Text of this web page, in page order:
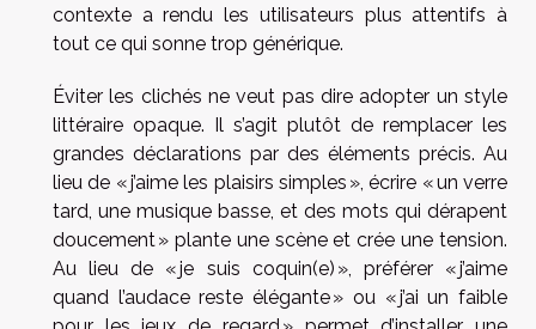
contexte a rendu les utilisateurs plus attentifs à
tout ce qui sonne trop générique.
Éviter les clichés ne veut pas dire adopter un style
littéraire opaque. Il s’agit plutôt de remplacer les
grandes déclarations par des éléments précis. Au
lieu de « j’aime les plaisirs simples », écrire « un verre
tard, une musique basse, et des mots qui dérapent
doucement » plante une scène et crée une tension.
Au lieu de « je suis coquin(e) », préférer « j’aime
quand l’audace reste élégante » ou « j’ai un faible